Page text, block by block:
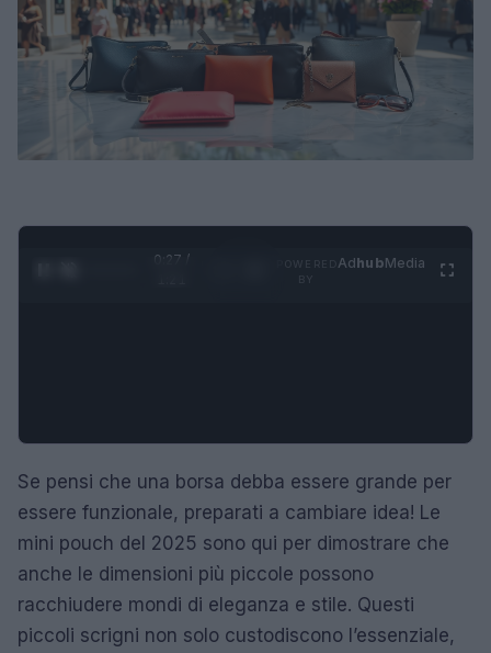
0:28 /
AdhubMedia
Se pensi che una borsa debba essere grande per
essere funzionale, preparati a cambiare idea! Le
mini pouch del 2025 sono qui per dimostrare che
anche le dimensioni più piccole possono
racchiudere mondi di eleganza e stile. Questi
piccoli scrigni non solo custodiscono l’essenziale,